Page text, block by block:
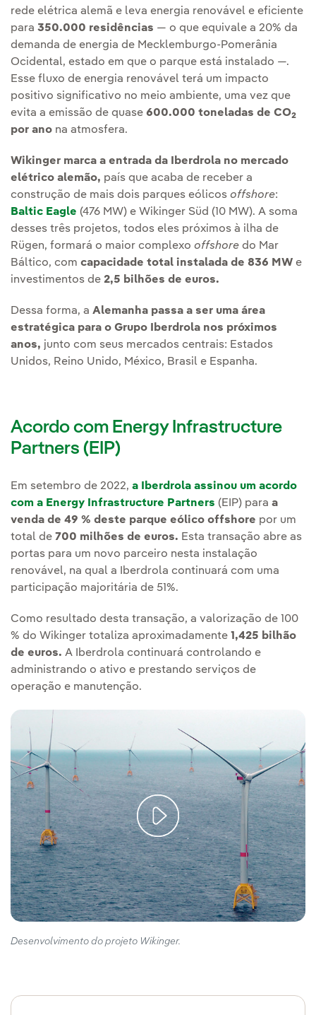
rede elétrica alemã e leva energia renovável e eficiente
para 350.000 residências — o que equivale a 20% da
demanda de energia de Mecklemburgo-Pomerânia
Ocidental, estado em que o parque está instalado —.
Esse fluxo de energia renovável terá um impacto
positivo significativo no meio ambiente, uma vez que
evita a emissão de quase 600.000 toneladas de CO2
por ano na atmosfera.
Wikinger marca a entrada da Iberdrola no mercado
elétrico alemão, país que acaba de receber a
construção de mais dois parques eólicos offshore:
Baltic Eagle (476 MW) e Wikinger Süd (10 MW). A soma
desses três projetos, todos eles próximos à ilha de
Rügen, formará o maior complexo offshore do Mar
Báltico, com capacidade total instalada de 836 MW e
investimentos de 2,5 bilhões de euros.
Dessa forma, a Alemanha passa a ser uma área
estratégica para o Grupo Iberdrola nos próximos
anos, junto com seus mercados centrais: Estados
Unidos, Reino Unido, México, Brasil e Espanha.
Acordo com Energy Infrastructure
Partners (EIP)
Em setembro de 2022, a Iberdrola assinou um acordo
com a Energy Infrastructure Partners (EIP) para a
venda de 49 % deste parque eólico offshore por um
total de 700 milhões de euros. Esta transação abre as
portas para um novo parceiro nesta instalação
renovável, na qual a Iberdrola continuará com uma
participação majoritária de 51%.
Como resultado desta transação, a valorização de 100
% do Wikinger totaliza aproximadamente 1,425 bilhão
de euros. A Iberdrola continuará controlando e
administrando o ativo e prestando serviços de
operação e manutenção.
Desenvolvimento do projeto Wikinger.